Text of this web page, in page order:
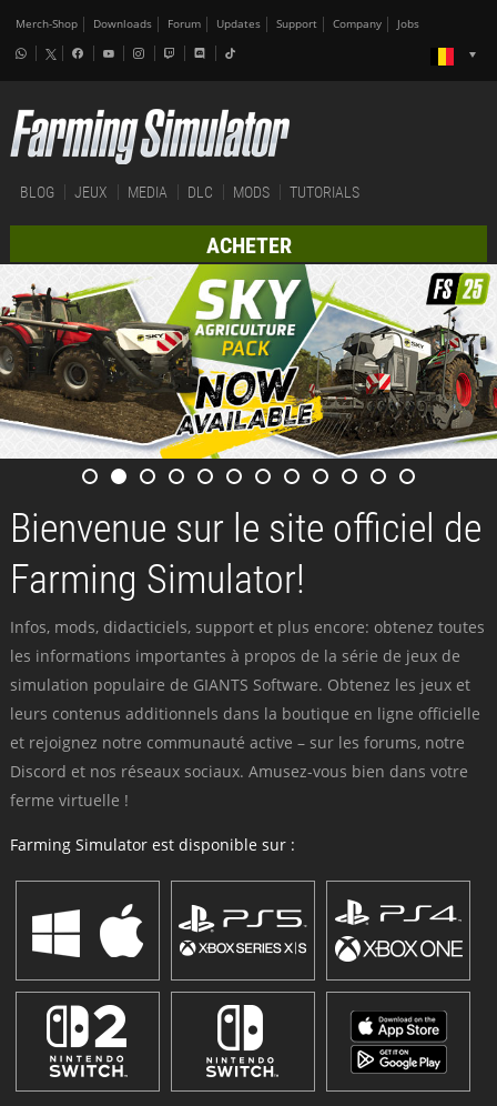
Merch-Shop Downloads Forum Updates Support Company Jobs
BLOG JEUX MEDIA DLC MODS TUTORIALS
ACHETER
Bienvenue sur le site officiel de
Farming Simulator!
Infos, mods, didacticiels, support et plus encore: obtenez toutes
les informations importantes à propos de la série de jeux de
simulation populaire de GIANTS Software. Obtenez les jeux et
leurs contenus additionnels dans la boutique en ligne officielle
et rejoignez notre communauté active – sur les forums, notre
Discord et nos réseaux sociaux. Amusez-vous bien dans votre
ferme virtuelle !
Farming Simulator est disponible sur :